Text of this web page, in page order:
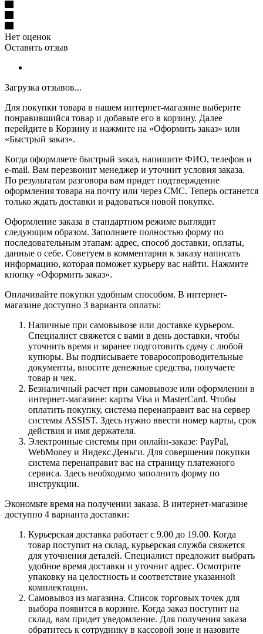
Нет оценок
Оставить отзыв
Загрузка отзывов...
Для покупки товара в нашем интернет-магазине выберите
понравившийся товар и добавьте его в корзину. Далее
перейдите в Корзину и нажмите на «Оформить заказ» или
«Быстрый заказ».
Когда оформляете быстрый заказ, напишите ФИО, телефон и
e-mail. Вам перезвонит менеджер и уточнит условия заказа.
По результатам разговора вам придет подтверждение
оформления товара на почту или через СМС. Теперь останется
только ждать доставки и радоваться новой покупке.
Оформление заказа в стандартном режиме выглядит
следующим образом. Заполняете полностью форму по
последовательным этапам: адрес, способ доставки, оплаты,
данные о себе. Советуем в комментарии к заказу написать
информацию, которая поможет курьеру вас найти. Нажмите
кнопку «Оформить заказ».
Оплачивайте покупки удобным способом. В интернет-
магазине доступно 3 варианта оплаты:
Наличные при самовывозе или доставке курьером.
Специалист свяжется с вами в день доставки, чтобы
уточнить время и заранее подготовить сдачу с любой
купюры. Вы подписываете товаросопроводительные
документы, вносите денежные средства, получаете
товар и чек.
Безналичный расчет при самовывозе или оформлении в
интернет-магазине: карты Visa и MasterCard. Чтобы
оплатить покупку, система перенаправит вас на сервер
системы ASSIST. Здесь нужно ввести номер карты, срок
действия и имя держателя.
Электронные системы при онлайн-заказе: PayPal,
WebMoney и Яндекс.Деньги. Для совершения покупки
система перенаправит вас на страницу платежного
сервиса. Здесь необходимо заполнить форму по
инструкции.
Экономьте время на получении заказа. В интернет-магазине
доступно 4 варианта доставки:
Курьерская доставка работает с 9.00 до 19.00. Когда
товар поступит на склад, курьерская служба свяжется
для уточнения деталей. Специалист предложит выбрать
удобное время доставки и уточнит адрес. Осмотрите
упаковку на целостность и соответствие указанной
комплектации.
Самовывоз из магазина. Список торговых точек для
выбора появится в корзине. Когда заказ поступит на
склад, вам придет уведомление. Для получения заказа
обратитесь к сотруднику в кассовой зоне и назовите